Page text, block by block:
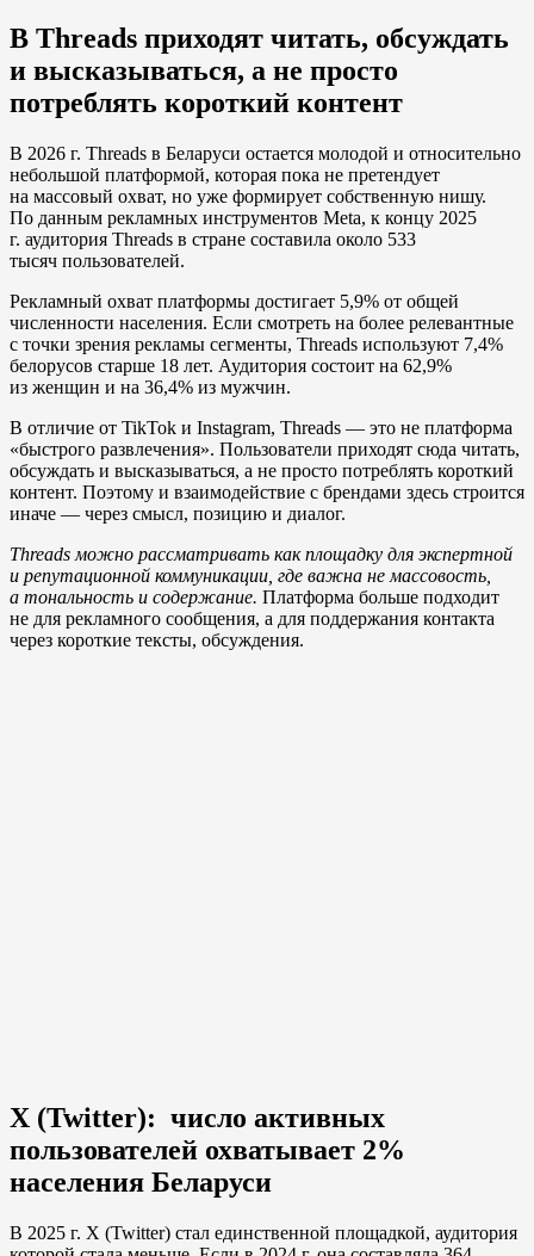
В Threads приходят читать, обсуждать
и высказываться, а не просто
потреблять короткий контент
В 2026 г. Threads в Беларуси остается молодой и относительно
небольшой платформой, которая пока не претендует
на массовый охват, но уже формирует собственную нишу.
По данным рекламных инструментов Meta, к концу 2025
г. аудитория Threads в стране составила около 533
тысяч пользователей.
Рекламный охват платформы достигает 5,9% от общей
численности населения. Если смотреть на более релевантные
с точки зрения рекламы сегменты, Threads используют 7,4%
белорусов старше 18 лет. Аудитория состоит на 62,9%
из женщин и на 36,4% из мужчин.
В отличие от TikTok и Instagram, Threads — это не платформа
«быстрого развлечения». Пользователи приходят сюда читать,
обсуждать и высказываться, а не просто потреблять короткий
контент. Поэтому и взаимодействие с брендами здесь строится
иначе — через смысл, позицию и диалог.
Threads можно рассматривать как площадку для экспертной
и репутационной коммуникации, где важна не массовость,
а тональность и содержание. Платформа больше подходит
не для рекламного сообщения, а для поддержания контакта
через короткие тексты, обсуждения.
X (Twitter): число активных
пользователей охватывает 2%
населения Беларуси
В 2025 г. X (Twitter) стал единственной площадкой, аудитория